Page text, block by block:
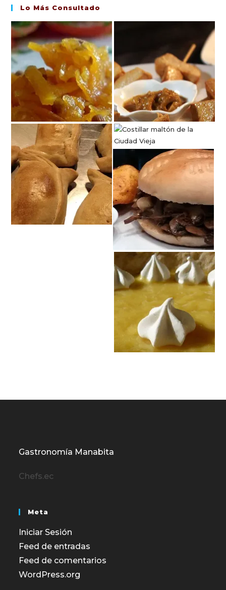
Lo Más Consultado
Gastronomía Manabita
Chefs.ec
Meta
Iniciar Sesión
Feed de entradas
Feed de comentarios
WordPress.org